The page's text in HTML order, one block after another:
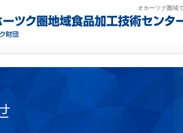
オホーツク圏域